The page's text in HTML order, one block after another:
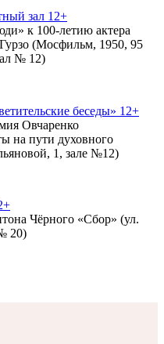
зал 12+
к 100-летию актера
(Мосфильм, 1950, 95
№ 12)
беседы» 12+
Овчаренко
на пути духовного
1, зале №12)
Чёрного «Сбор» (ул.
20)